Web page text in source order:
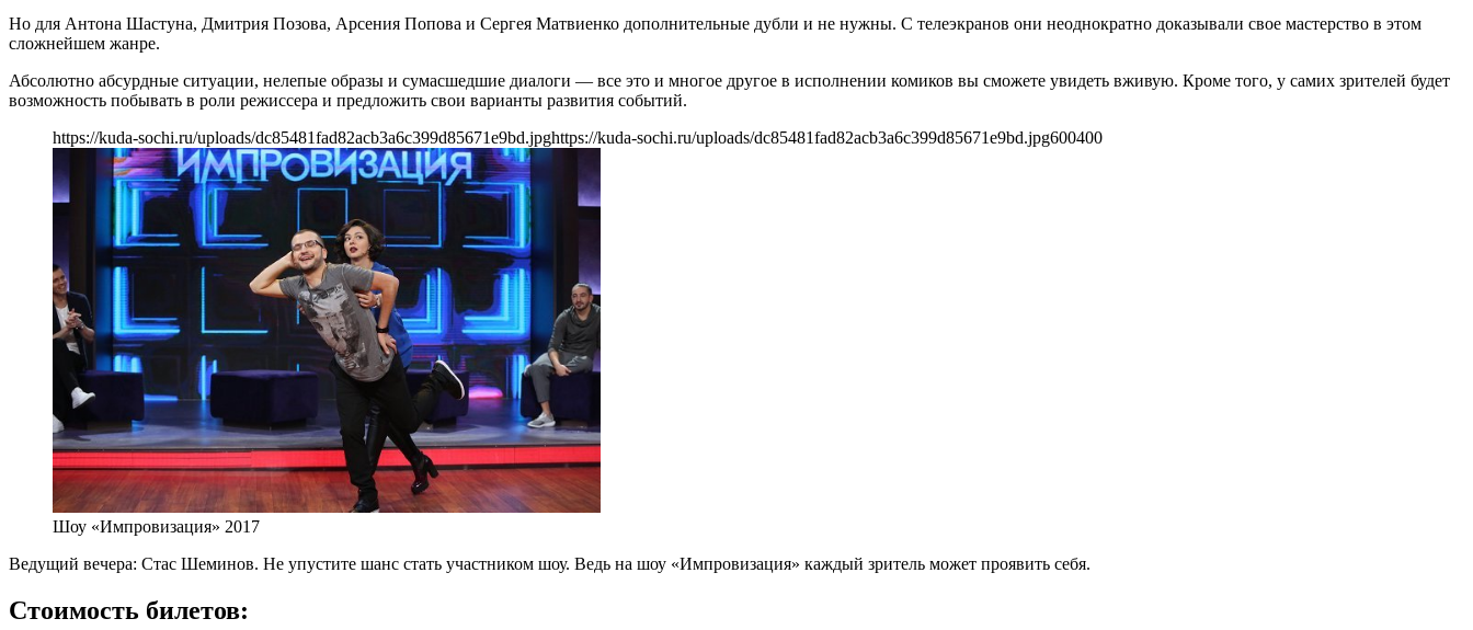
Но для Антона Шастуна, Дмитрия Позова, Арсения Попова и Сергея Матвиенко дополнительные дубли и не нужны. С телеэкранов они неоднократно доказывали свое мастерство в этом
сложнейшем жанре.
Абсолютно абсурдные ситуации, нелепые образы и сумасшедшие диалоги — все это и многое другое в исполнении комиков вы сможете увидеть вживую. Кроме того, у самих зрителей будет
возможность побывать в роли режиссера и предложить свои варианты развития событий.
https://kuda-sochi.ru/uploads/dc85481fad82acb3a6c399d85671e9bd.jpghttps://kuda-sochi.ru/uploads/dc85481fad82acb3a6c399d85671e9bd.jpg600400
Шоу «Импровизация» 2017
Ведущий вечера: Стас Шеминов. Не упустите шанс стать участником шоу. Ведь на шоу «Импровизация» каждый зритель может проявить себя.
Стоимость билетов: